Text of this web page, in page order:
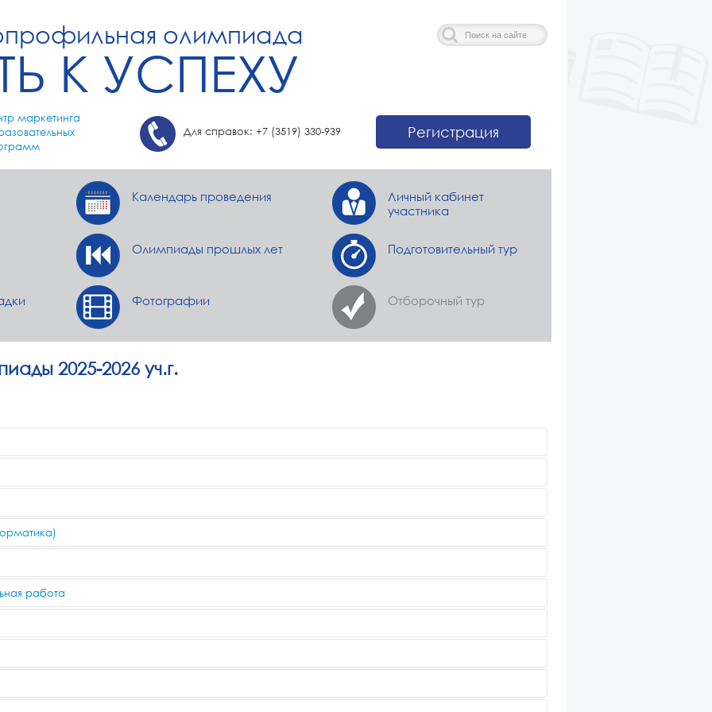
олимпиада
К УСПЕХУ
Искать...
маркетинга
Для справок: +7 (3519) 330-939 Регистрация
Календарь проведения
Личный кабинет
участника
Олимпиады прошлых лет Подготовительный тур
Фотографии Отборочный тур
2025-2026 уч.г.
туру
туру
туру
туру
туру
работа
туру
туру
туру